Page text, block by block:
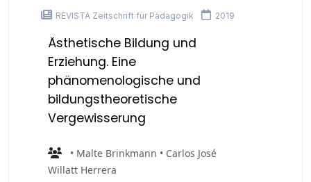
REVISTA Zeitschrift für Pädagogik 2019
Ästhetische Bildung und
Erziehung. Eine
phänomenologische und
bildungstheoretische
Vergewisserung
• Malte Brinkmann • Carlos José
Willatt Herrera